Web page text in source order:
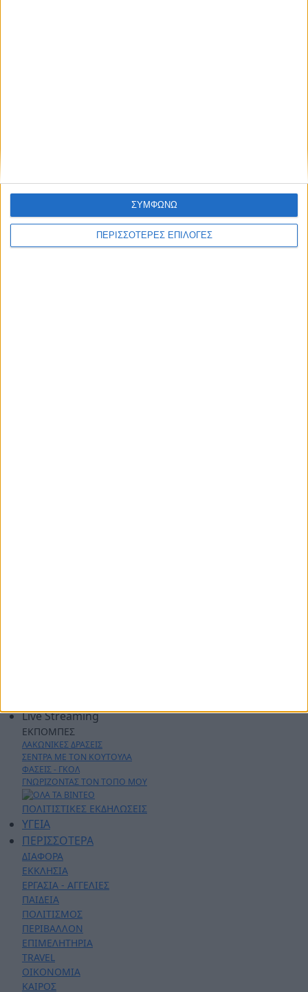
ΠΕΡΙΣΣΟΤΕΡΕΣ ΕΠΙΛΟΓΕΣ
ΣΥΜΦΩΝΩ
Live Streaming
ΕΚΠΟΜΠΕΣ
ΛΑΚΩΝΙΚΕΣ ΔΡΑΣΕΙΣ
ΣΕΝΤΡΑ ΜΕ ΤΟΝ ΚΟΥΤΟΥΛΑ
ΦΑΣΕΙΣ - ΓΚΟΛ
ΓΝΩΡΙΖΟΝΤΑΣ ΤΟΝ ΤΟΠΟ ΜΟΥ
ΠΟΛΙΤΙΣΤΙΚΕΣ ΕΚΔΗΛΩΣΕΙΣ
ΥΓΕΙΑ
ΠΕΡΙΣΣΟΤΕΡΑ
ΔΙΑΦΟΡΑ
ΕΚΚΛΗΣΙΑ
ΕΡΓΑΣΙΑ - ΑΓΓΕΛΙΕΣ
ΠΑΙΔΕΙΑ
ΠΟΛΙΤΙΣΜΟΣ
ΠΕΡΙΒΑΛΛΟΝ
ΕΠΙΜΕΛΗΤΗΡΙΑ
TRAVEL
ΟΙΚΟΝΟΜΙΑ
ΚΑΙΡΟΣ